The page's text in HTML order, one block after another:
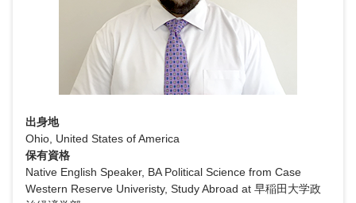
出身地
Ohio, United States of America
保有資格
Native English Speaker, BA Political Science from Case
Western Reserve Univeristy, Study Abroad at 早稲田大学政